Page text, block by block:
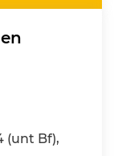
(unt Bf),